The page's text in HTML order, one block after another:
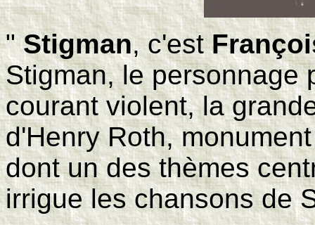
" Stigman, c'est
Stigman, le personnage
courant violent, la
d'Henry Roth,
dont un des thèmes
irrigue les chansons de